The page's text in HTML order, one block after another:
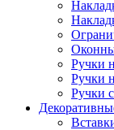
Ручки
Ручки
Ручки